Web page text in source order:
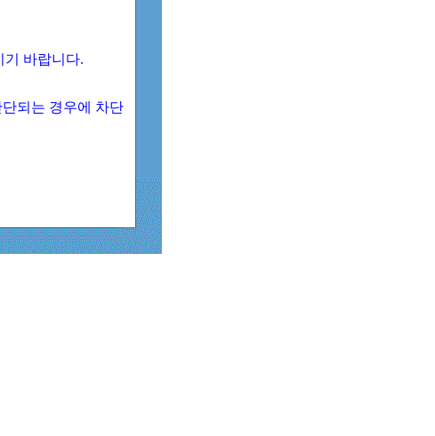
기 바랍니다.
되는 경우에 차단